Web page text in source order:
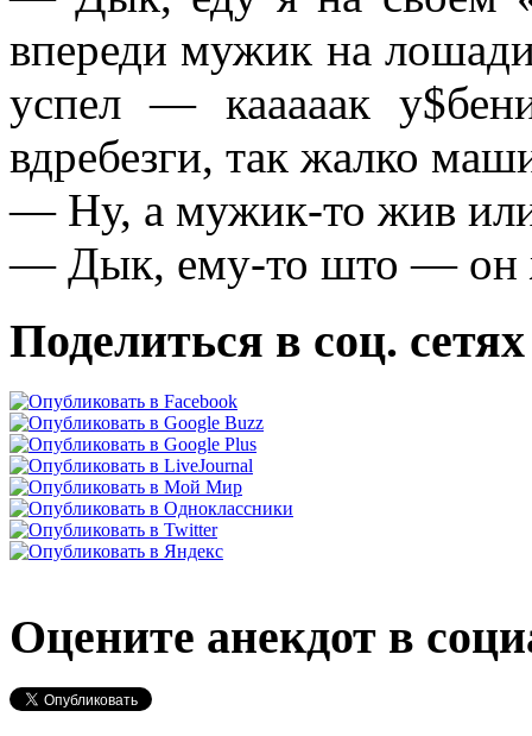
впереди мужик на
успел — кааааак
вдребезги, так жалко
— Hу, а мужик-то жив
— Дык, ему-то што — он
Поделиться в соц. сетях
Оцените анекдот в